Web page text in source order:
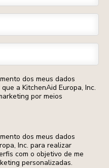
dos meus dados
a KitchenAid Europa, Inc.
por meios
dos meus dados
Inc. para realizar
com o objetivo de me
personalizadas.